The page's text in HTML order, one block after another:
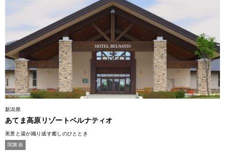
新潟県
あてま高原リゾートベルナティオ
美景と湯が織り成す癒しのひととき
関東発